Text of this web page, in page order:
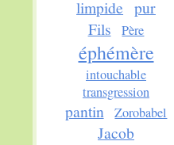
limpide pur
Fils
Père
éphémère
intouchable
transgression
pantin Zorobabel
Jacob